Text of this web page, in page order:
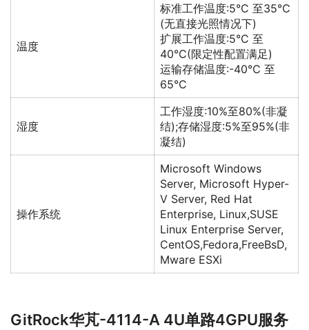
温度
标准工作温度:5°C 至35℃
(无直接光照情况下)
扩展工作温度:5°C 至
40°C(限定性配置满足)
运输存储温度:-40℃ 至
65°C
湿度
工作湿度:10%至80%(非凝
结);存储湿度:5%至95%(非
凝结)
操作系统
Microsoft Windows
Server, Microsoft Hyper-
V Server, Red Hat
Enterprise, Linux,SUSE
Linux Enterprise Server,
CentOS,Fedora,FreeBsD,
Mware ESXi
GitRock华芃-4114-A 4U单路4GPU服务